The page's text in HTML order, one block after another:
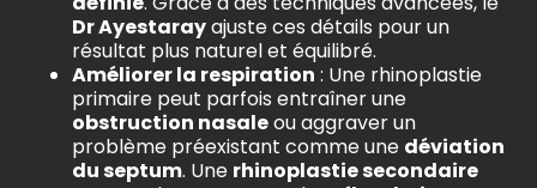
Dr Ayestarayajuste ces détails pour un
résultat plus naturel et équilibré.
Améliorer la respiration : Une rhinoplastie
primaire peut parfois entraîner une
obstruction nasaleou aggraver un
problème préexistant comme une déviation
du septum. Une rhinoplastie secondaire